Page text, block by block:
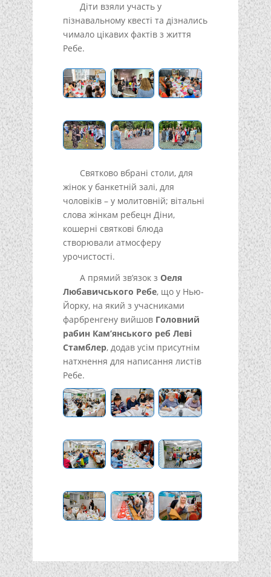
Діти взяли участь у
пізнавальному квесті та дізнались
чимало цікавих фактів з життя
Ребе.
Святково вбрані столи, для
жінок у банкетній залі, для
чоловіків – у молитовній; вітальні
слова жінкам ребецн Діни,
кошерні святкові блюда
створювали атмосферу
урочистості.
А прямий зв’язок з Оеля
Любавичського Ребе, що у Нью-
Йорку, на який з учасниками
фарбренгену вийшов Головний
рабин Кам’янського реб Леві
Стамблер, додав усім присутнім
натхнення для написання листів
Ребе.